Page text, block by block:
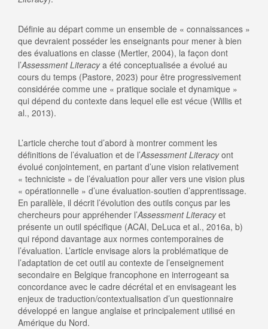
Définie au départ comme un ensemble de « connaissances »
que devraient posséder les enseignants pour mener à bien
des évaluations en classe (Mertler, 2004), la façon dont
l’Assessment Literacya été conceptualisée a évolué au
cours du temps (Pastore, 2023) pour être progressivement
considérée comme une « pratique sociale et dynamique »
qui dépend du contexte dans lequel elle est vécue (Willis et
al., 2013).
L’article cherche tout d’abord à montrer comment les
définitions de l’évaluation et de l’Assessment Literacyont
évolué conjointement, en partant d’une vision relativement
« techniciste » de l’évaluation pour aller vers une vision plus
« opérationnelle » d’une évaluation-soutien d’apprentissage.
En parallèle, il décrit l’évolution des outils conçus par les
chercheurs pour appréhender l’Assessment Literacyet
présente un outil spécifique (ACAI, DeLuca et al., 2016a, b)
qui répond davantage aux normes contemporaines de
l’évaluation. L’article envisage alors la problématique de
l’adaptation de cet outil au contexte de l’enseignement
secondaire en Belgique francophone en interrogeant sa
concordance avec le cadre décrétal et en envisageant les
enjeux de traduction/contextualisation d’un questionnaire
développé en langue anglaise et principalement utilisé en
Amérique du Nord.